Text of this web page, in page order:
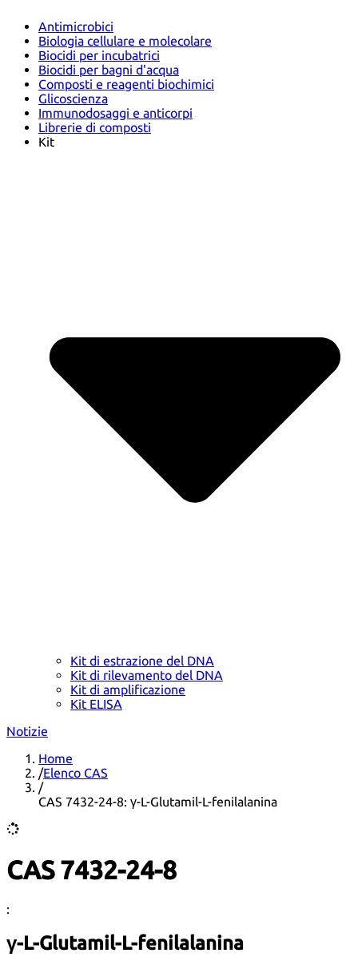
Antimicrobici
Biologia cellulare e molecolare
Biocidi per incubatrici
Biocidi per bagni d'acqua
Composti e reagenti biochimici
Glicoscienza
Immunodosaggi e anticorpi
Librerie di composti
Kit
Kit di estrazione del DNA
Kit di rilevamento del DNA
Kit di amplificazione
Kit ELISA
Notizie
Home
/Elenco CAS
/
CAS 7432-24-8: γ-L-Glutamil-L-fenilalanina
CAS 7432-24-8
:
γ-L-Glutamil-L-fenilalanina